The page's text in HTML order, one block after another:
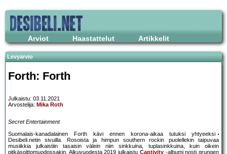
Arviot Haastattelut Artikkelit
Levyarvio
Forth: Forth
Julkaistu: 03.11.2021
Arvostelija: Mika Roth
Secret Entertainment
Suomalais-kanadalainen Forth kävi ennen korona-aikaa tutuksi yhtyeeksi
Desibeli.netin sivuilla. Rosoista ja himpun southern rockin puolellekin taipuvaa
musiikkia julkaistiin tasaisin välein niin sinkkuina, tuplasinkkuina, kuin oikein
pitkäsoittomuodossakin. Alkuvuodesta 2019 julkaistu Captivity-albumi nosti grungen